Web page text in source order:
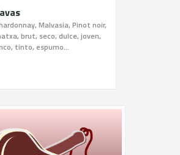
Malvasia, Pinot noir,
brut, seco, dulce, joven,
tinto, espumo...